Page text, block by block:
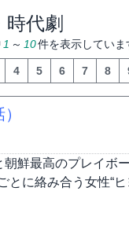
代劇
1 ～ 10件を表示していま
4 5 6 7 8
鮮最高のプレイボ
に絡み合う女性“